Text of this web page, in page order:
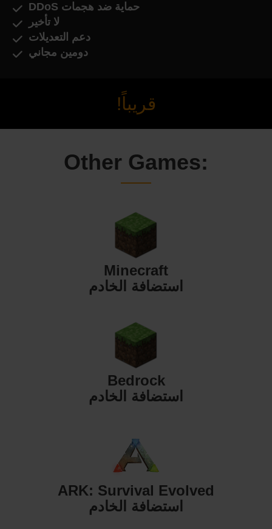
حماية ضد هجمات DDoS
لا تأخير
دعم التعديلات
دومين مجاني
قريباً!
Other Games:
Minecraft
استضافة الخادم
Bedrock
استضافة الخادم
ARK: Survival Evolved
استضافة الخادم